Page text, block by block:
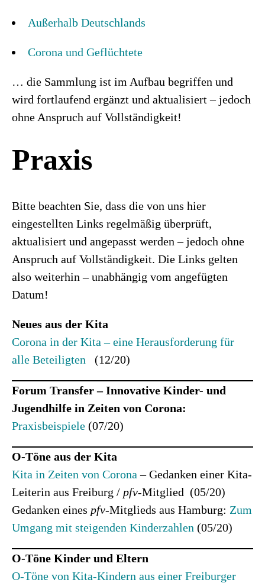
Außerhalb Deutschlands
Corona und Geflüchtete
… die Sammlung ist im Aufbau begriffen und
wird fortlaufend ergänzt und aktualisiert – jedoch
ohne Anspruch auf Vollständigkeit!
Praxis
Bitte beachten Sie, dass die von uns hier
eingestellten Links regelmäßig überprüft,
aktualisiert und angepasst werden – jedoch ohne
Anspruch auf Vollständigkeit. Die Links gelten
also weiterhin – unabhängig vom angefügten
Datum!
Neues aus der Kita
Corona in der Kita – eine Herausforderung für
alle Beteiligten (12/20)
Forum Transfer – Innovative Kinder- und
Jugendhilfe in Zeiten von Corona:
Praxisbeispiele (07/20)
O-Töne aus der Kita
Kita in Zeiten von Corona – Gedanken einer Kita-
Leiterin aus Freiburg / pfv-Mitglied (05/20)
Gedanken eines pfv-Mitglieds aus Hamburg: Zum
Umgang mit steigenden Kinderzahlen (05/20)
O-Töne Kinder und Eltern
O-Töne von Kita-Kindern aus einer Freiburger